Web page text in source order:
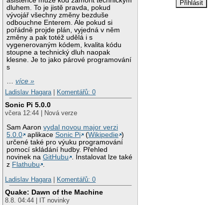
dluhem. To je jistě pravda, pokud
vývojář všechny změny bezduše
odbouchne Enterem. Ale pokud si
pořádně projde plán, vyjedná v něm
změny a pak totéž udělá i s
vygenerovaným kódem, kvalita kódu
stoupne a technický dluh naopak
klesne. Je to jako párové programování
s
…více »
Ladislav Hagara
Komentářů: 0
Sonic Pi 5.0.0
včera 12:44 | Nová verze
Sam Aaronvydal novou major verzi
5.0.0
aplikaceSonic Pi (Wikipedie )
určené také pro výuku programování
pomocí skládání hudby. Přehled
novinek naGitHubu . Instalovat lze také
z Flathubu .
Ladislav Hagara
Komentářů: 0
Quake: Dawn of the Machine
8.8. 04:44 | IT novinky